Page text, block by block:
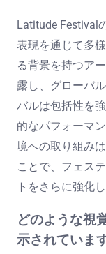
Latitude Festival
表現を通じて多
る背景を持つア
露し、グローバ
バルは包括性を
的なパフォーマ
境への取り組み
ことで、フェス
トをさらに強化し
どのような視
示されていま